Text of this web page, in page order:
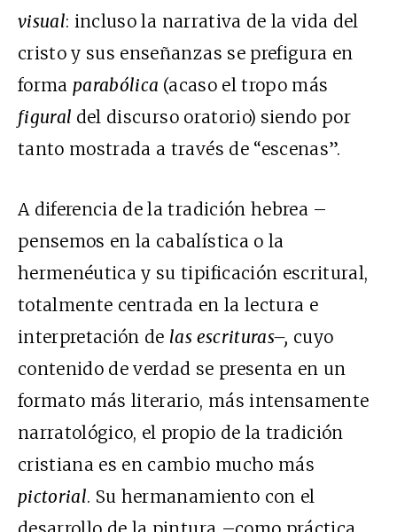
visual: incluso la narrativa de la vida del
cristo y sus enseñanzas se prefigura en
forma parabólica (acaso el tropo más
figural del discurso oratorio) siendo por
tanto mostrada a través de “escenas”.
A diferencia de la tradición hebrea –
pensemos en la cabalística o la
hermenéutica y su tipificación escritural,
totalmente centrada en la lectura e
interpretación de las escrituras–, cuyo
contenido de verdad se presenta en un
formato más literario, más intensamente
narratológico, el propio de la tradición
cristiana es en cambio mucho más
pictorial. Su hermanamiento con el